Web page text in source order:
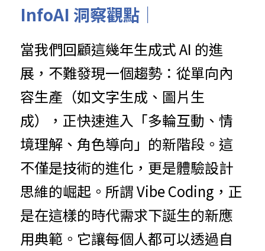
InfoAI 洞察觀點｜
當我們回顧這幾年生成式 AI 的進
展，不難發現一個趨勢：從單向內
容生產（如文字生成、圖片生
成），正快速進入「多輪互動、情
境理解、角色導向」的新階段。這
不僅是技術的進化，更是體驗設計
思維的崛起。所謂 Vibe Coding，正
是在這樣的時代需求下誕生的新應
用典範。它讓每個人都可以透過自